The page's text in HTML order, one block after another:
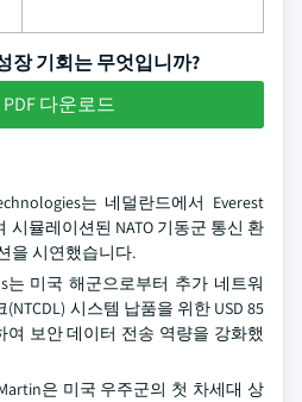
장 기회는 무엇입니까?
다운로드
는 네덜란드에서 Everest
시뮬레이션된 NATO 기동군 통신 환
을 시연했습니다.
는 미국 해군으로부터 추가 네트워
시스템 납품을 위한 USD 85
여 보안 데이터 전송 역량을 강화했
은 미국 우주군의 첫 차세대 상